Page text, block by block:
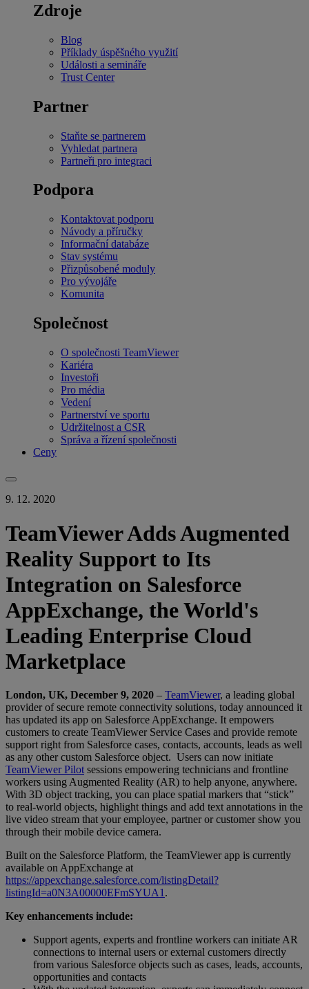
Zdroje
Blog
Příklady úspěšného využití
Události a semináře
Trust Center
Partner
Staňte se partnerem
Vyhledat partnera
Partneři pro integraci
Podpora
Kontaktovat podporu
Návody a příručky
Informační databáze
Stav systému
Přizpůsobené moduly
Pro vývojáře
Komunita
Společnost
O společnosti TeamViewer
Kariéra
Investoři
Pro média
Vedení
Partnerství ve sportu
Udržitelnost a CSR
Správa a řízení společnosti
Ceny
9. 12. 2020
TeamViewer Adds Augmented
Reality Support to Its
Integration on Salesforce
AppExchange, the World's
Leading Enterprise Cloud
Marketplace
London, UK, December 9, 2020 – TeamViewer, a leading global
provider of secure remote connectivity solutions, today announced it
has updated its app on Salesforce AppExchange. It empowers
customers to create TeamViewer Service Cases and provide remote
support right from Salesforce cases, contacts, accounts, leads as well
as any other custom Salesforce object. Users can now initiate
TeamViewer Pilot sessions empowering technicians and frontline
workers using Augmented Reality (AR) to help anyone, anywhere.
With 3D object tracking, you can place spatial markers that “stick”
to real-world objects, highlight things and add text annotations in the
live video stream that your employee, partner or customer show you
through their mobile device camera.
Built on the Salesforce Platform, the TeamViewer app is currently
available on AppExchange at
https://appexchange.salesforce.com/listingDetail?
listingId=a0N3A00000EFmSYUA1 .
Key enhancements include:
Support agents, experts and frontline workers can initiate AR
connections to internal users or external customers directly
from various Salesforce objects such as cases, leads, accounts,
opportunities and contacts